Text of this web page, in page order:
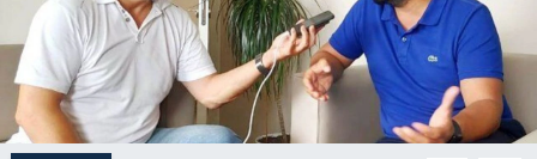
SON DAKİKA HABERİ
SPOR
TEKNOLOJİ